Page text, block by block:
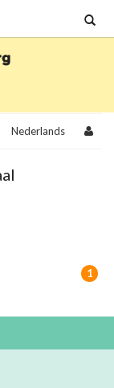
Nederlands
1